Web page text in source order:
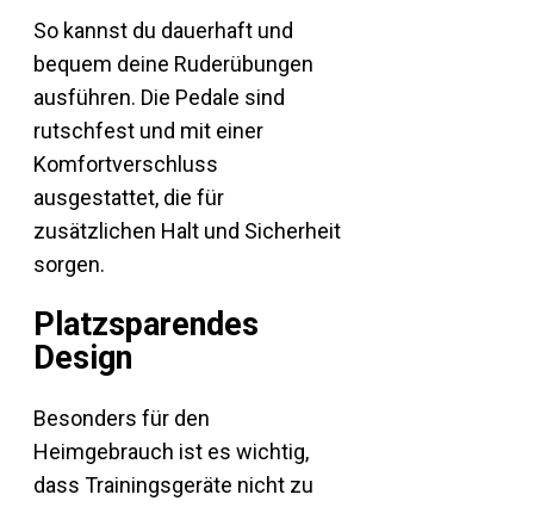
So kannst du dauerhaft und
bequem deine Ruderübungen
ausführen. Die Pedale sind
rutschfest und mit einer
Komfortverschluss
ausgestattet, die für
zusätzlichen Halt und Sicherheit
sorgen.
Platzsparendes
Design
Besonders für den
Heimgebrauch ist es wichtig,
dass Trainingsgeräte nicht zu